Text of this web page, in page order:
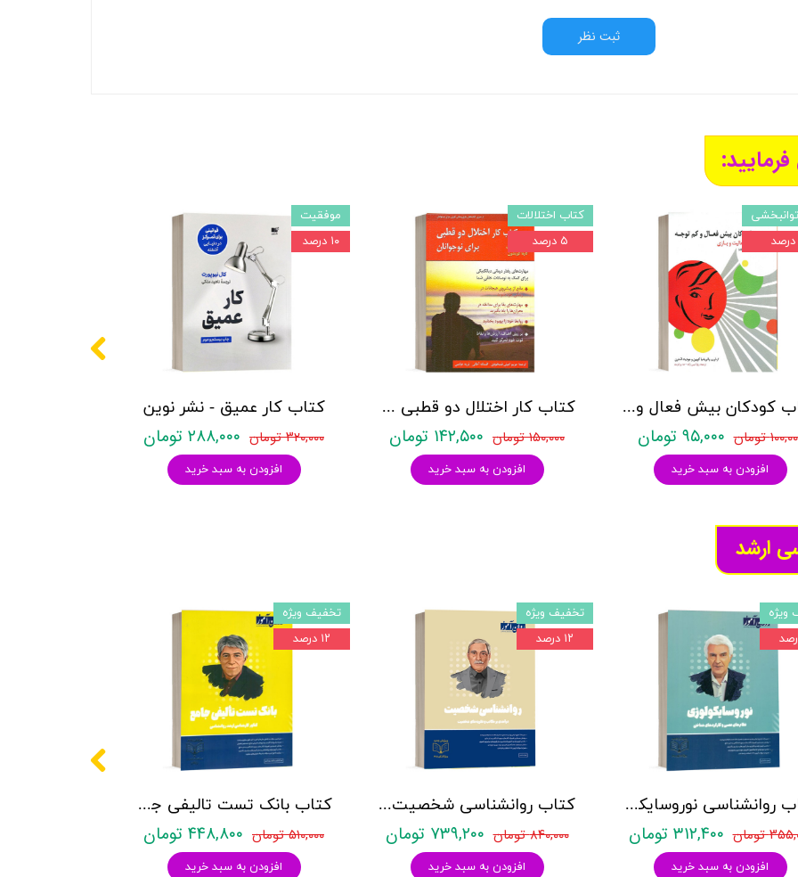
ثبت نظر
کتاب کار عمیق - نشر نوین
۳۲۰,۰۰۰ تومان ۲۸۸,۰۰۰ تومان
افزودن به سبد خرید
موفقیت
۱۰ درصد
کتاب کار اختلال دو قطبی برای نوجوانان - نشر روان
۱۵۰,۰۰۰ تومان ۱۴۲,۵۰۰ تومان
افزودن به سبد خرید
کتاب اختلالات
۵ درصد
کتاب کودکان بیش فعال و کم توجه (50 فعالیت و بازی ) - پاتریشیا کویین - نشر روان
تومان ۹۵,۰۰۰ تومان
افزودن به سبد خرید
کتاب بانک تست تالیفی جامع روان آموز
۵۱۰,۰۰۰ تومان ۴۴۸,۸۰۰ تومان
افزودن به سبد خرید
تخفیف ویژه
۱۲ درصد
کتاب روانشناسی شخصیت نشر روان آموز زهرا ساعدی
۸۴۰,۰۰۰ تومان ۷۳۹,۲۰۰ تومان
افزودن به سبد خرید
تخفیف ویژه
۱۲ درصد
کتاب روانشناسی نوروسایکولوژی نشر روان آموز حمیده نامداری
تومان ۳۱۲,۴۰۰ تومان
افزودن به سبد خرید
ویژه
ارشد